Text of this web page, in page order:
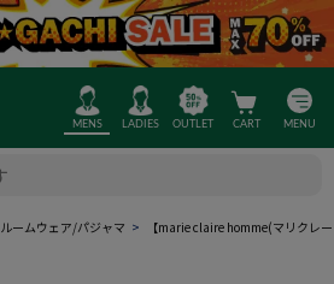
MENS LADIES OUTLET CART MENU
ルームウェア/パジャマ 【marie claire homme(マリクレ